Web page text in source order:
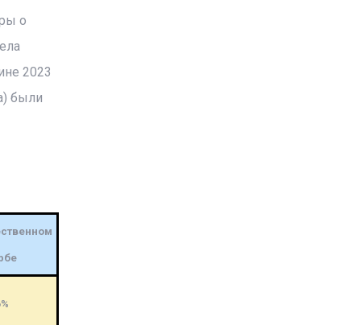
о
2023
были